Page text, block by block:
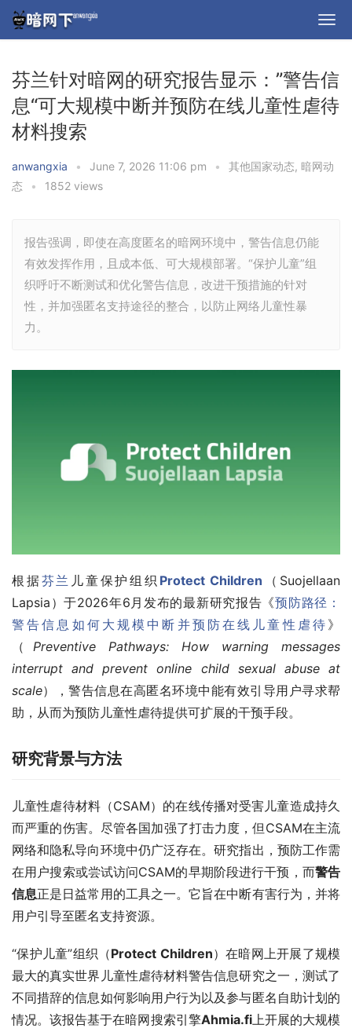
芬兰针对暗网的研究报告显示：”警告信
息“可大规模中断并预防在线儿童性虐待
材料搜索
anwangxia • June 7, 2026 11:06 pm • 其他国家动态, 暗网动
态
• 1852 views
报告强调，即使在高度匿名的暗网环境中，警告信息仍能
有效发挥作用，且成本低、可大规模部署。“保护儿童”组
织呼吁不断测试和优化警告信息，改进干预措施的针对
性，并加强匿名支持途径的整合，以防止网络儿童性暴
力。
根据芬兰 儿童保护组织 Protect Children （Suojellaan
Lapsia）于2026年6月发布的最新研究报告《预防路径：
警告信息如何大规模中断并预防在线儿童性虐待 》
（ Preventive Pathways: How warning messages
interrupt and prevent online child sexual abuse at
scale），警告信息在高匿名环境中能有效引导用户寻求帮
助，从而为预防儿童性虐待提供可扩展的干预手段。
研究背景与方法
儿童性虐待材料（CSAM）的在线传播对受害儿童造成持久
而严重的伤害。尽管各国加强了打击力度，但CSAM在主流
网络和隐私导向环境中仍广泛存在。研究指出，预防工作需
在用户搜索或尝试访问CSAM的早期阶段进行干预，而警告
信息正是日益常用的工具之一。它旨在中断有害行为，并将
用户引导至匿名支持资源。
“保护儿童”组织（Protect Children）在暗网上开展了规模
最大的真实世界儿童性虐待材料警告信息研究之一，测试了
不同措辞的信息如何影响用户行为以及参与匿名自助计划的
情况。该报告基于在暗网搜索引擎Ahmia.fi上开展的大规模